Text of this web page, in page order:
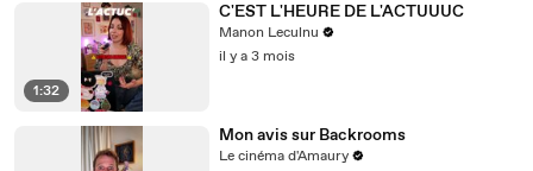
1:32
C'EST L'HEURE DE L'ACTUUUC
Manon Leculnu
il y a 3 mois
Mon avis sur Backrooms
Le cinéma d'Amaury